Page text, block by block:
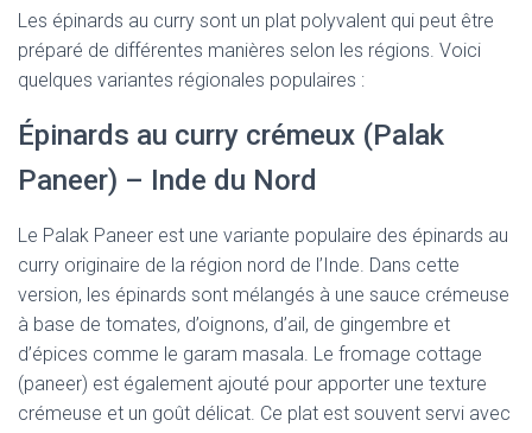
Les épinards au curry sont un plat polyvalent qui peut être
préparé de différentes manières selon les régions. Voici
quelques variantes régionales populaires :
Épinards au curry crémeux (Palak
Paneer) – Inde du Nord
Le Palak Paneer est une variante populaire des épinards au
curry originaire de la région nord de l’Inde. Dans cette
version, les épinards sont mélangés à une sauce crémeuse
à base de tomates, d’oignons, d’ail, de gingembre et
d’épices comme le garam masala. Le fromage cottage
(paneer) est également ajouté pour apporter une texture
crémeuse et un goût délicat. Ce plat est souvent servi avec